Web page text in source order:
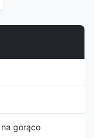
z pełnymi
gorąco